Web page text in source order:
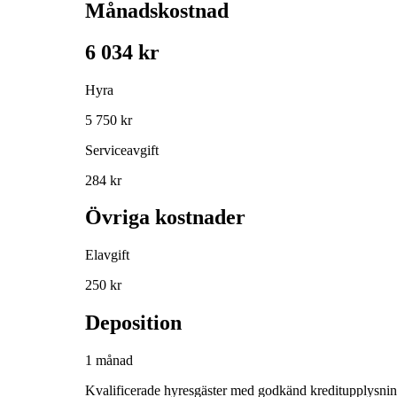
Månadskostnad
6 034 kr
Hyra
5 750 kr
Serviceavgift
284 kr
Övriga kostnader
Elavgift
250 kr
Deposition
1 månad
Kvalificerade hyresgäster med godkänd